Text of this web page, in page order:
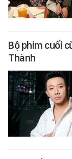
Bộ phim cuối
Thành